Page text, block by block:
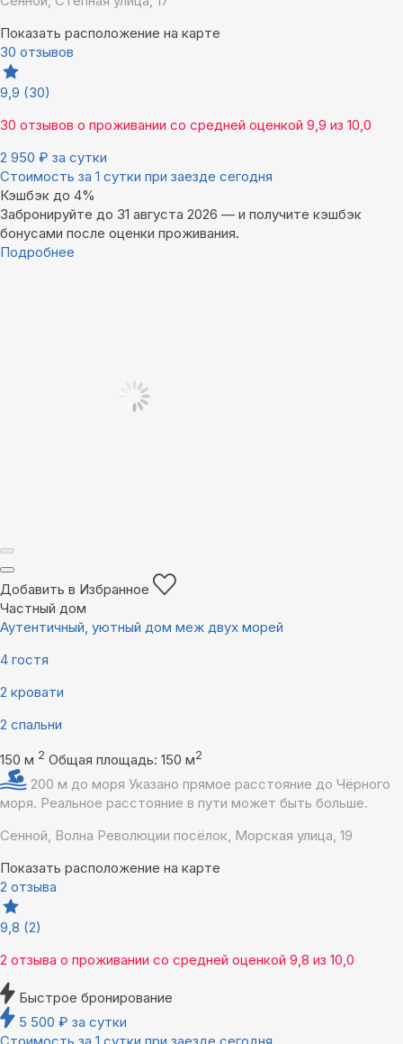
Показать расположение на карте
30 отзывов
9,9 (30)
30 отзывов о проживании со средней оценкой 9,9 из 10,0
2 950 ₽ за сутки
Стоимость за 1 сутки при заезде сегодня
Кэшбэк до 4%
Забронируйте до 31 августа 2026 — и получите кэшбэк
бонусами после оценки проживания.
Подробнее
Добавить в Избранное
Частный дом
Аутентичный, уютный дом меж двух морей
4 гостя
2 кровати
2 спальни
150 м 2 Общая площадь: 150 м2
200 м до моря Указано прямое расстояние до Чёрного
моря. Реальное расстояние в пути может быть больше.
Сенной, Волна Революции посёлок, Морская улица, 19
Показать расположение на карте
2 отзыва
9,8 (2)
2 отзыва о проживании со средней оценкой 9,8 из 10,0
Быстрое бронирование
5 500 ₽ за сутки